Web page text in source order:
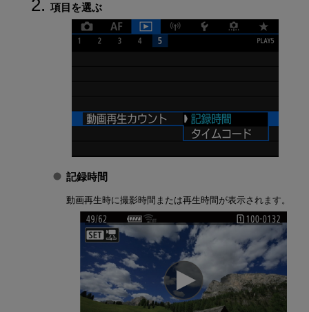
項目を選ぶ
記録時間
動画再生時に撮影時間または再生時間が表示されます。